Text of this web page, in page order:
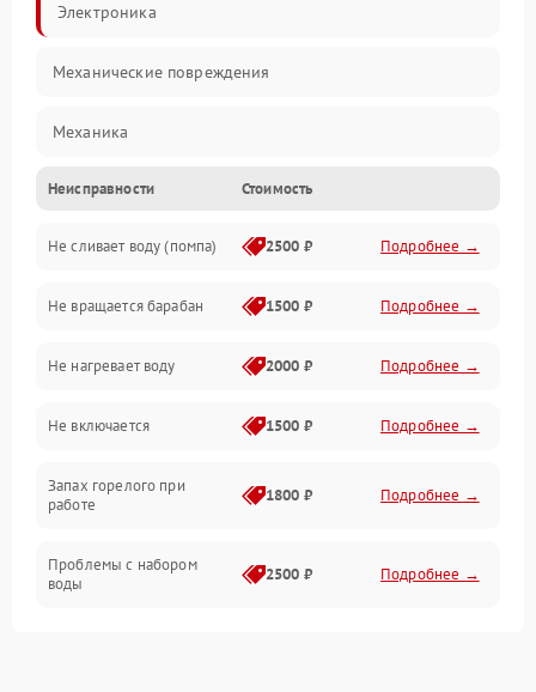
Электроника
Механические повреждения
Механика
Электропитание
Водоснабжение
Слив
Программное обеспечение
Неисправности Стоимость
Не сливает воду (помпа) 2500 ₽ Подробнее →
Не вращается барабан 1500 ₽ Подробнее →
Не нагревает воду 2000 ₽ Подробнее →
Не включается 1500 ₽ Подробнее →
Запах горелого при
работе
1800 ₽ Подробнее →
Проблемы с набором
воды
2500 ₽ Подробнее →